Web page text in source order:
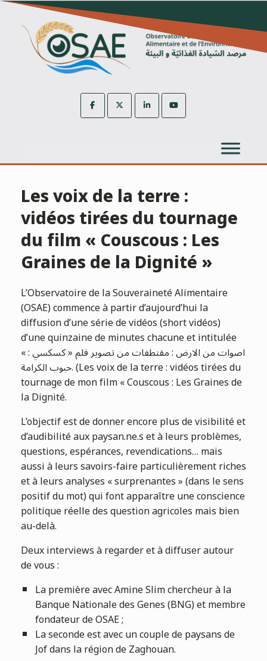
Skip
content
Les voix de la terre :
vidéos tirées du tournage
du film « Couscous : Les
Graines de la Dignité »
L’Observatoire de la Souveraineté Alimentaire
(OSAE) commence à partir d’aujourd’hui la
diffusion d’une série de vidéos (short vidéos)
d’une quinzaine de minutes chacune et intitulée
« اصوات من الارض : مقتطفات من تصوير فلم « كسكسي :
حبوب الكرامة. (Les voix de la terre : vidéos tirées du
tournage de mon film « Couscous : Les Graines de
la Dignité.
L’objectif est de donner encore plus de visibilité et
d’audibilité aux paysan.ne.s et à leurs problèmes,
questions, espérances, revendications… mais
aussi à leurs savoirs-faire particulièrement riches
et à leurs analyses « surprenantes » (dans le sens
positif du mot) qui font apparaître une conscience
politique réelle des question agricoles mais bien
au-delà.
Deux interviews à regarder et à diffuser autour
de vous :
La première avec Amine Slim chercheur à la
Banque Nationale des Genes (BNG) et membre
fondateur de OSAE ;
La seconde est avec un couple de paysans de
Jof dans la région de Zaghouan.